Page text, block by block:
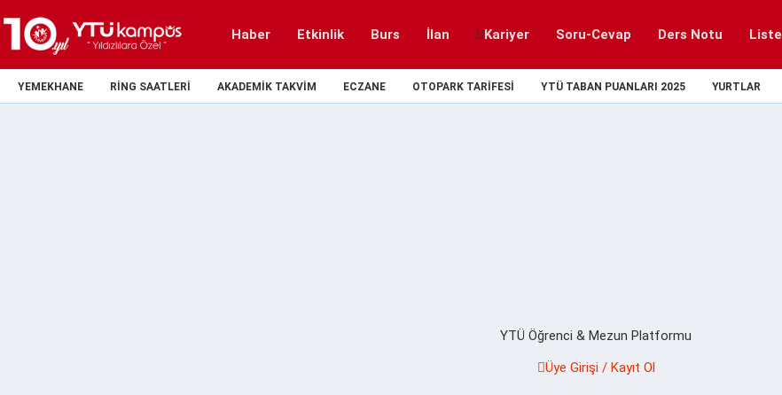
Haber Etkinlik Burs İlan Kariyer Soru-Cevap Ders Notu Liste
YEMEKHANE RING SAATLERI AKADEMIK TAKVIM ECZANE OTOPARK TARIFESI YTÜ TABAN PUANLARI 2025 YURTLAR
YTÜ Öğrenci & Mezun Platformu
Üye Girişi / Kayıt Ol